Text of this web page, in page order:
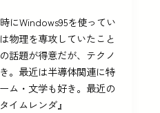
にWindows95を使ってい
物理を専攻していたこと
話題が得意だが、テクノ
。最近は半導体関連に特
ム・文学も好き。最近の
イムレンダ』